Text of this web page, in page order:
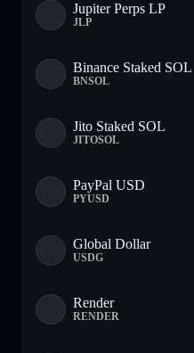
Jupiter Perps LP
JLP
Binance Staked SOL
BNSOL
Jito Staked SOL
JITOSOL
PayPal USD
PYUSD
Global Dollar
USDG
Render
RENDER